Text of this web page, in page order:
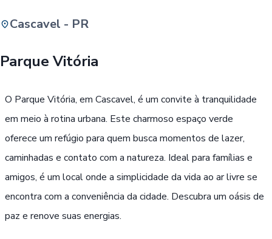
Cascavel - PR
Parque Vitória
O Parque Vitória, em Cascavel, é um convite à tranquilidade
em meio à rotina urbana. Este charmoso espaço verde
oferece um refúgio para quem busca momentos de lazer,
caminhadas e contato com a natureza. Ideal para famílias e
amigos, é um local onde a simplicidade da vida ao ar livre se
encontra com a conveniência da cidade. Descubra um oásis de
paz e renove suas energias.